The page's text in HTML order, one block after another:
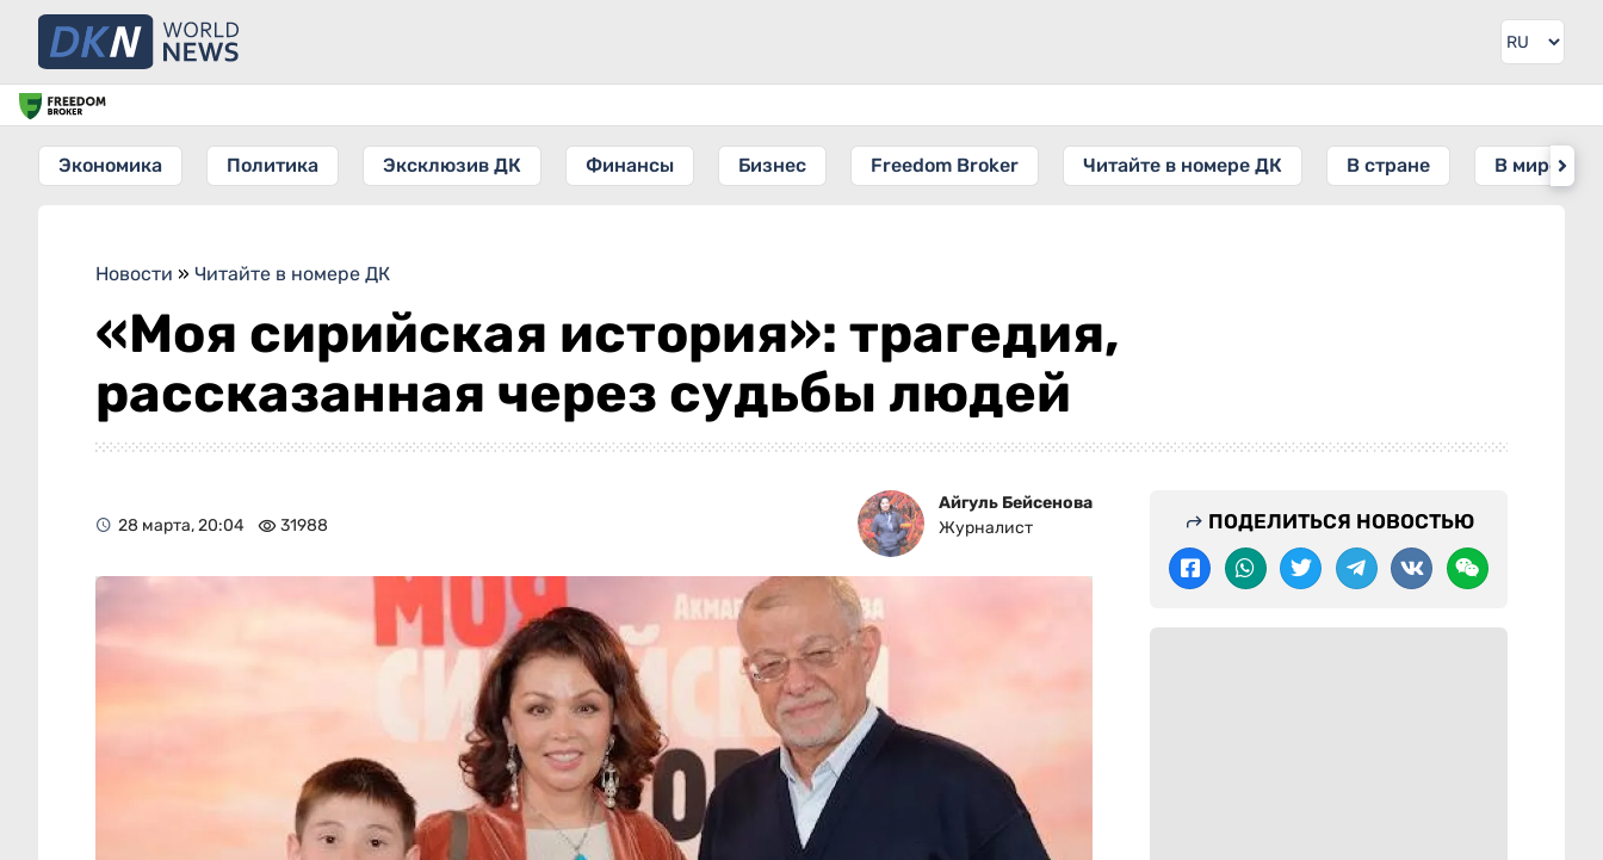
Экономика Политика Эксклюзив ДК Финансы Бизнес Freedom Broker Читайте в номере ДК В стране В мире
Новости » Читайте в номере ДК
«Моя сирийская история»: трагедия,
рассказанная через судьбы людей
28 марта, 20:04 31988
Айгуль Бейсенова
Журналист
ПОДЕЛИТЬСЯ НОВОСТЬЮ